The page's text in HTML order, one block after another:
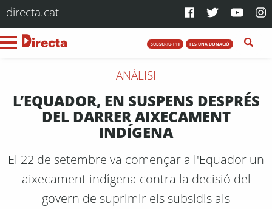
directa.cat
SUBSCRIU-T'HI FES UNA DONACIÓ
ANÀLISI
L’EQUADOR, EN SUSPENS DESPRÉS
DEL DARRER AIXECAMENT
INDÍGENA
El 22 de setembre va començar a l'Equador un
aixecament indígena contra la decisió del
govern de suprimir els subsidis als